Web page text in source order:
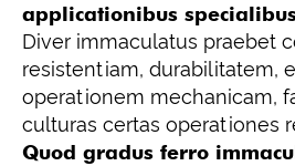
applicationibus
Diver immaculatus praebet
resistentiam, durabilitatem,
operationem mechanicam,
culturas certas operationes
Quod gradus ferro